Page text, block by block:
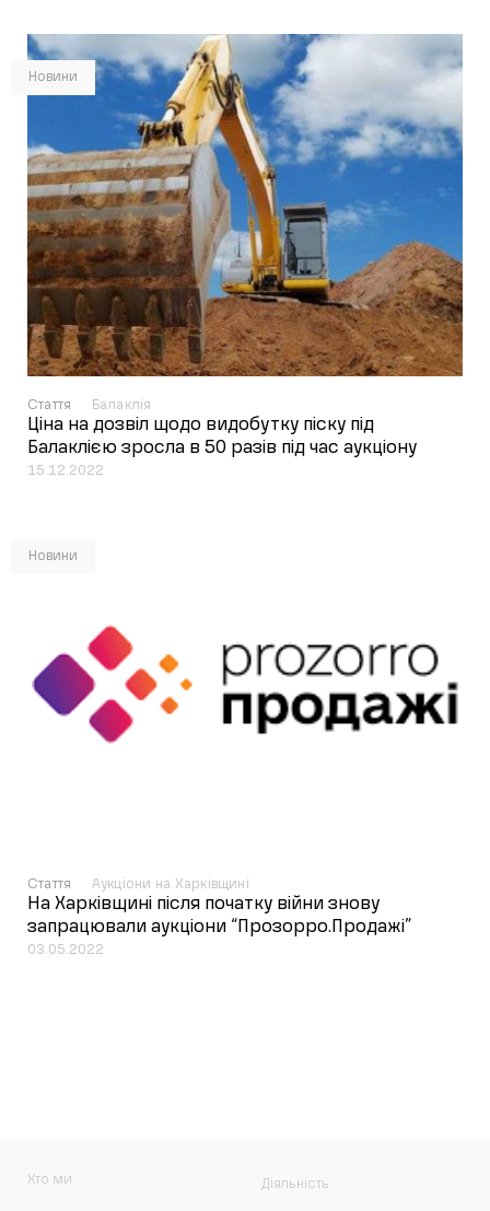
Новини
Стаття Балаклія
Ціна на дозвіл щодо видобутку піску під
Балаклією зросла в 50 разів під час аукціону
15.12.2022
Новини
Стаття Аукціони на Харківщині
На Харківщині після початку війни знову
запрацювали аукціони “Прозорро.Продажі”
03.05.2022
Хто ми Діяльність